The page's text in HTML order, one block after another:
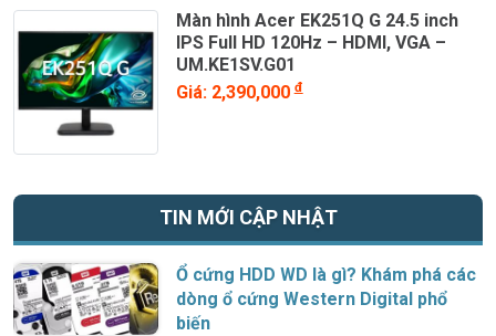
Màn hình Acer EK251Q G 24.5 inch
IPS Full HD 120Hz – HDMI, VGA –
UM.KE1SV.G01
Giá: 2,390,000đ
TIN MỚI CẬP NHẬT
Ổ cứng HDD WD là gì? Khám phá các
dòng ổ cứng Western Digital phổ
biến